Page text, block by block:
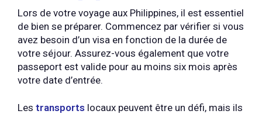
Lors de votre voyage aux Philippines, il est essentiel
de bien se préparer. Commencez par vérifier si vous
avez besoin d’un visa en fonction de la durée de
votre séjour. Assurez-vous également que votre
passeport est valide pour au moins six mois après
votre date d’entrée.
Les transports locaux peuvent être un défi, mais ils